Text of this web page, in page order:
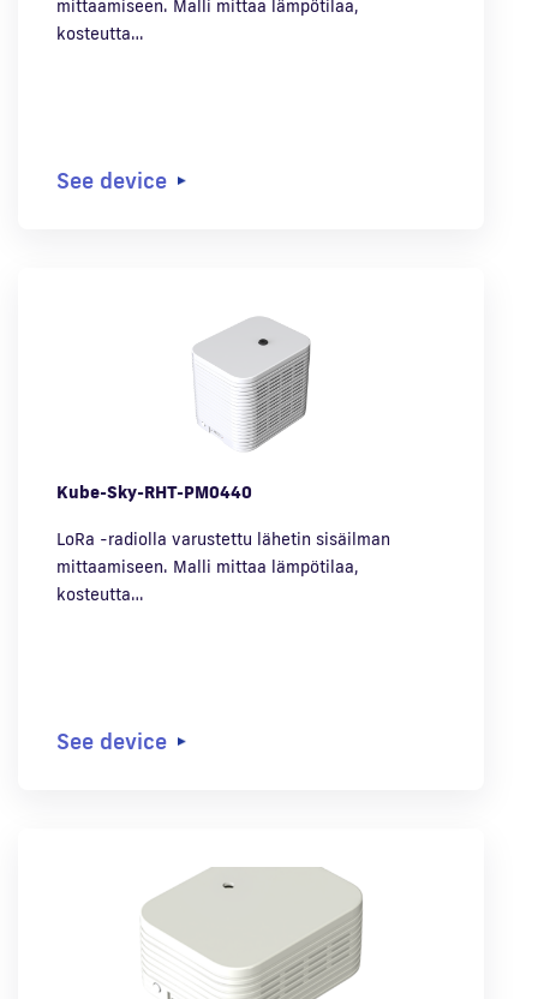
mittaamiseen. Malli mittaa lämpötilaa,
kosteutta…
See device
Kube-Sky-RHT-PM0440
LoRa -radiolla varustettu lähetin sisäilman
mittaamiseen. Malli mittaa lämpötilaa,
kosteutta…
See device